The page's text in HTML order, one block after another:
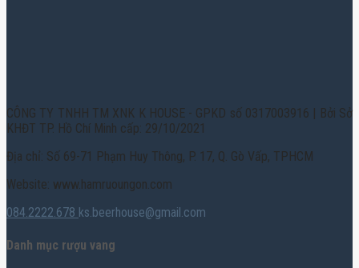
CÔNG TY TNHH TM XNK K HOUSE - GPKD số 0317003916 | Bởi Sở
KHĐT TP. Hồ Chí Minh cấp: 29/10/2021
Địa chỉ: Số 69-71 Phạm Huy Thông, P. 17, Q. Gò Vấp, TPHCM
Website: www.hamruoungon.com
084.2222.678 ks.beerhouse@gmail.com
Danh mục rượu vang